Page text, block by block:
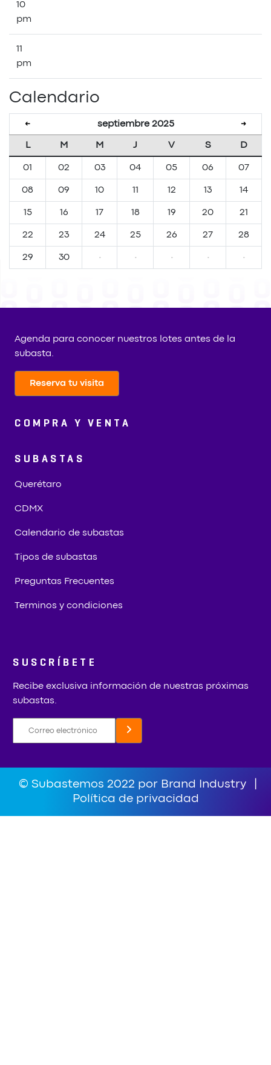
10
pm
11
pm
Calendario
← septiembre 2025 →
L M M J V S D
01 02 03 04 05 06 07
08 09 10 11 12 13 14
15 16 17 18 19 20 21
22 23 24 25 26 27 28
29 30 · · · · ·
Agenda para conocer nuestros lotes antes de la
subasta.
Reserva tu visita
COMPRA Y VENTA
SUBASTAS
Querétaro
CDMX
Calendario de subastas
Tipos de subastas
Preguntas Frecuentes
Terminos y condiciones
SUSCRÍBETE
Recibe exclusiva información de nuestras próximas
subastas.
© Subastemos 2022 por Brand Industry
Política de privacidad